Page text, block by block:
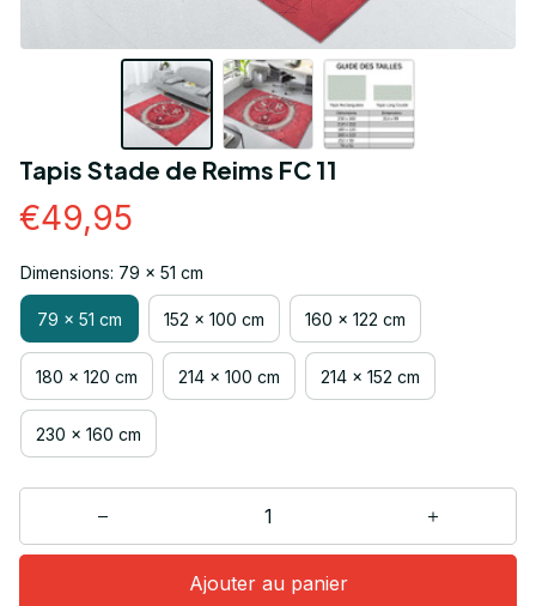
Tapis Stade de Reims FC 11
€49,95
Dimensions: 79 x 51 cm
79 x 51 cm 152 x 100 cm 160 x 122 cm
180 x 120 cm 214 x 100 cm 214 x 152 cm
230 x 160 cm
Ajouter au panier